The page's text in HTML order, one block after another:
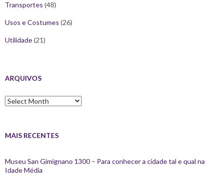
Transportes (48)
Usos e Costumes (26)
Utilidade(21)
ARQUIVOS
Arquivos
MAIS RECENTES
Museu San Gimignano 1300 – Para conhecer a cidade tal e qual na
Idade Média